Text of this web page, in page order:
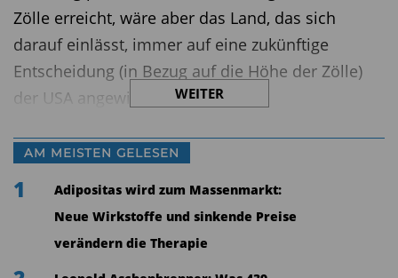
Zölle erreicht, wäre aber das Land, das sich
darauf einlässt, immer auf eine zukünftige
Entscheidung (in Bezug auf die Höhe der Zölle)
der USA angewiesen.
In Asien gibt es nun eine Reihe von Ländern, die
zum einen eine gewisse Resilienz in Bezug auf
die eigene Währung besitzen. Resilienz ist dabei
insbesondere in Bezug auf erforderliche
Kapitalströme in das Land gemeint. Nur Länder
mit einem entsprechenden
WEITER
AM MEISTEN GELESEN
1
Adipositas wird zum Massenmarkt:
Neue Wirkstoffe und sinkende Preise
verändern die Therapie